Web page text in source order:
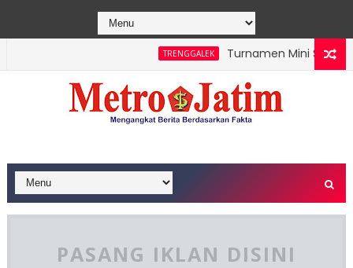
TRENGGALEK Turnamen Mini Soccer
PASANG IKLAN DISINI